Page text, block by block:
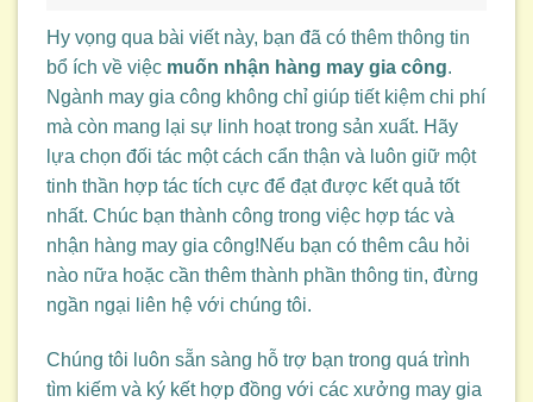
Hy vọng qua bài viết này, bạn đã có thêm thông tin
bổ ích về việc muốn nhận hàng may gia công.
Ngành may gia công không chỉ giúp tiết kiệm chi phí
mà còn mang lại sự linh hoạt trong sản xuất. Hãy
lựa chọn đối tác một cách cẩn thận và luôn giữ một
tinh thần hợp tác tích cực để đạt được kết quả tốt
nhất. Chúc bạn thành công trong việc hợp tác và
nhận hàng may gia công!Nếu bạn có thêm câu hỏi
nào nữa hoặc cần thêm thành phần thông tin, đừng
ngần ngại liên hệ với chúng tôi.
Chúng tôi luôn sẵn sàng hỗ trợ bạn trong quá trình
tìm kiếm và ký kết hợp đồng với các xưởng may gia